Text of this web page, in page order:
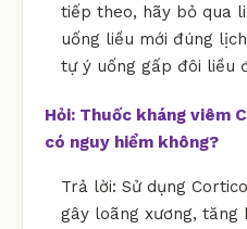
tiếp theo, hãy bỏ qua
uống liều mới đúng
tự ý uống gấp đôi liều
Hỏi: Thuốc kháng viêm
có nguy hiểm không?
Trả lời: Sử dụng
gây loãng xương,